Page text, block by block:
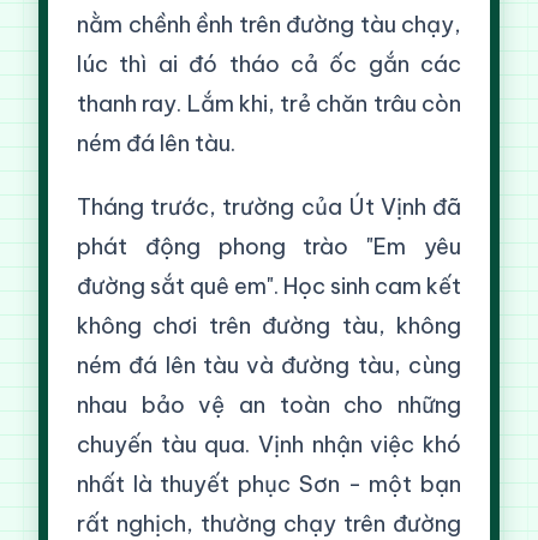
nằm chềnh ềnh trên đường tàu chạy,
lúc thì ai đó tháo cả ốc gắn các
thanh ray. Lắm khi, trẻ chăn trâu còn
ném đá lên tàu.
Tháng trước, trường của Út Vịnh đã
phát động phong trào "Em yêu
đường sắt quê em". Học sinh cam kết
không chơi trên đường tàu, không
ném đá lên tàu và đường tàu, cùng
nhau bảo vệ an toàn cho những
chuyến tàu qua. Vịnh nhận việc khó
nhất là thuyết phục Sơn - một bạn
rất nghịch, thường chạy trên đường